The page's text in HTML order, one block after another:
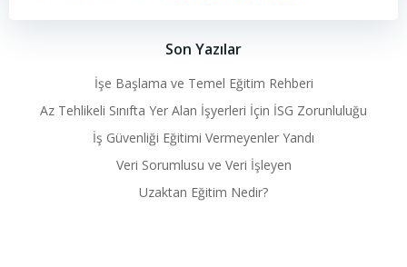
Son Yazılar
İşe Başlama ve Temel Eğitim Rehberi
Az Tehlikeli Sınıfta Yer Alan İşyerleri İçin İSG Zorunluluğu
İş Güvenliği Eğitimi Vermeyenler Yandı
Veri Sorumlusu ve Veri İşleyen
Uzaktan Eğitim Nedir?